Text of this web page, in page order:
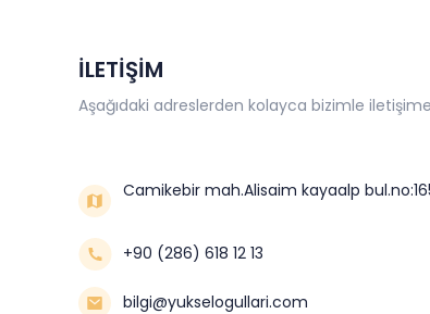
İLETİŞİM
Aşağıdaki adreslerden kolayca bizimle
Camikebir mah.Alisaim kayaalp
+90 (286) 618 12 13
bilgi@yukselogullari.com